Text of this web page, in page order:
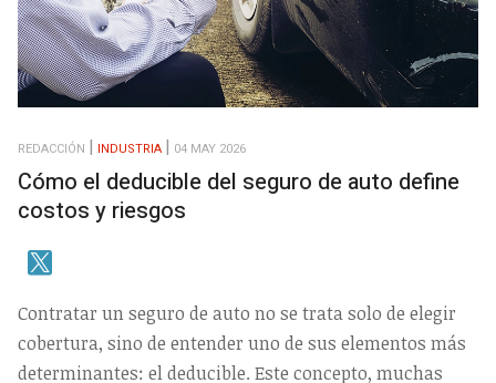
REDACCIÓN INDUSTRIA 04 MAY 2026
Cómo el deducible del seguro de auto define
costos y riesgos
Contratar un seguro de auto no se trata solo de elegir
cobertura, sino de entender uno de sus elementos más
determinantes: el deducible. Este concepto, muchas